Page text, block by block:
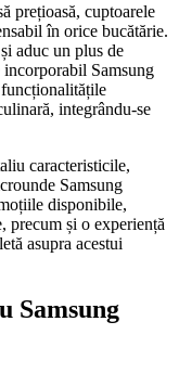
prețioasă, cuptoarele
în orice bucătărie.
aduc un plus de
Samsung
integrându-se
caracteristicile,
Samsung
disponibile,
precum și o experiență
asupra acestui
Samsung